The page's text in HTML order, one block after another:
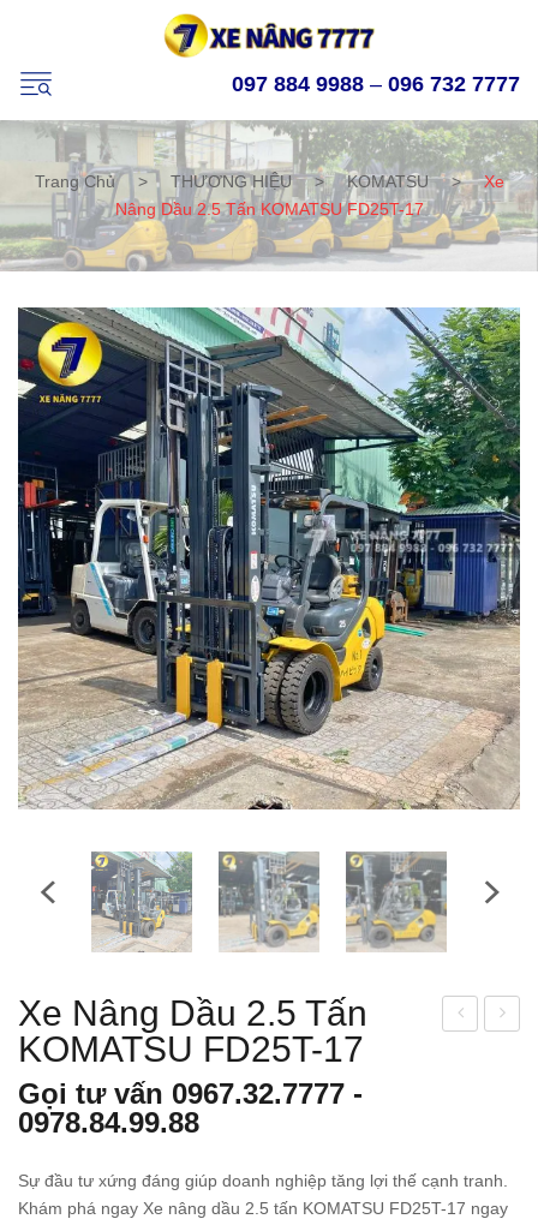
097 884 9988 – 096 732 7777
Trang Chủ > THƯƠNG HIỆU > KOMATSU >
Xe
Nâng Dầu 2.5 Tấn KOMATSU FD25T-17
Tấn
Xe Nâng Dầu 2.5 Tấn
KOMATSU FD25T-17
Gọi tư vấn 0967.32.7777 -
0978.84.99.88
Sự đầu tư xứng đáng giúp doanh nghiệp tăng lợi thế cạnh tranh.
Khám phá ngay Xe nâng dầu 2.5 tấn KOMATSU FD25T-17 ngay